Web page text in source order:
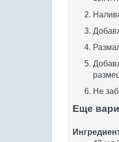
Не
Еще